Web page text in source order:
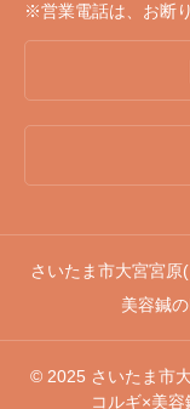
※営業電話は、お断
さいたま市大宮宮
美容鍼
© 2025 さいたま市
コルギ×美